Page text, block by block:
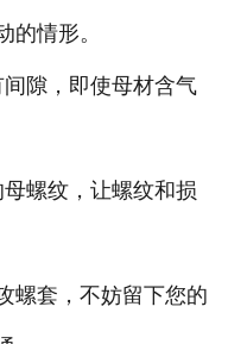
的情形。
隙，即使母材含气
螺纹，让螺纹和损
套，不妨留下您的